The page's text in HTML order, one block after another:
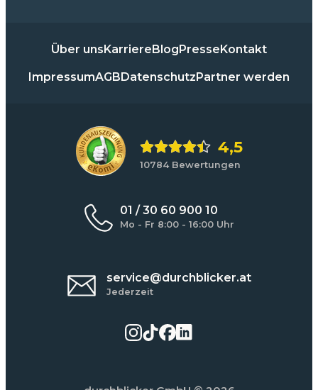
Über unsKarriereBlogPresseKontakt
ImpressumAGBDatenschutzPartner werden
4,5
10784 Bewertungen
01 / 30 60 900 10
Mo - Fr 8:00 - 16:00 Uhr
service@durchblicker.at
Jederzeit